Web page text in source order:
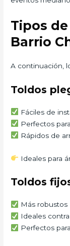
Tipos
Barrio
A continuación,
Toldos
Fáciles de
Perfectos
Rápidos de
Ideales para
Toldos
Más robustos
Ideales
Perfectos